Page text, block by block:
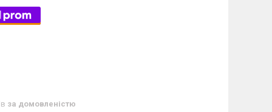
за домовленістю